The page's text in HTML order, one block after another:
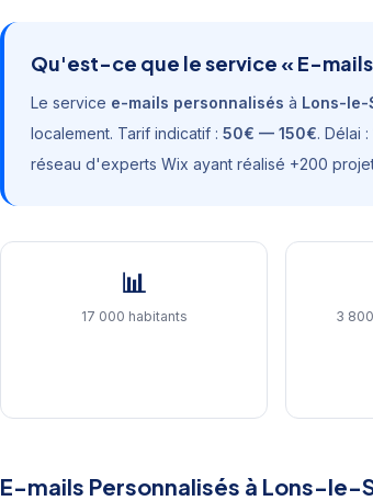
Qu'est-ce que le service « E-
Le service e-mails personnalisés à Lons-le-
localement. Tarif indicatif : 50€ — 150€. Délai :
réseau d'experts Wix ayant réalisé +200
📊
17 000 habitants 3
E-mails Personnalisés à Lons-le-